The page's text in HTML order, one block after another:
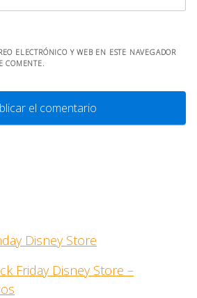
ELECTRÓNICO Y WEB EN ESTE NAVEGADOR
COMENTE.
Disney Store
Friday Disney Store –